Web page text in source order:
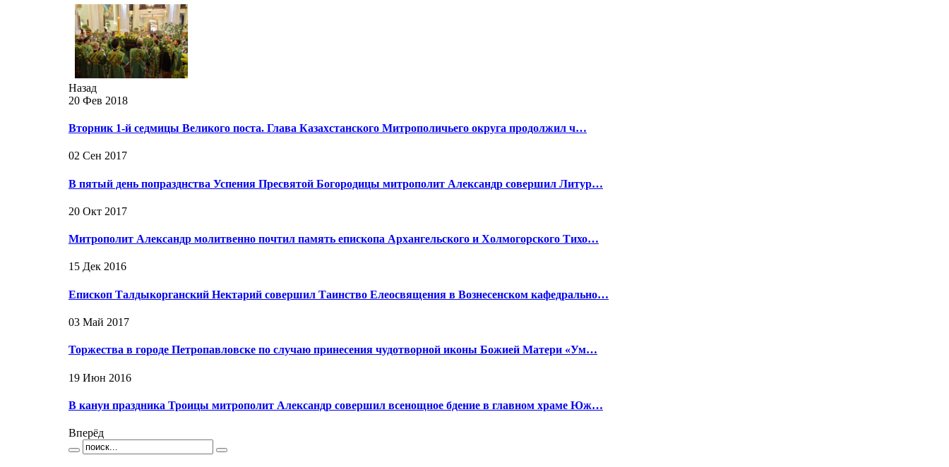
Назад
20 Фев 2018
Вторник 1-й седмицы Великого поста. Глава Казахстанского Митрополичьего округа продолжил ч…
02 Сен 2017
В пятый день попразднства Успения Пресвятой Богородицы митрополит Александр совершил Литур…
20 Окт 2017
Митрополит Александр молитвенно почтил память епископа Архангельского и Холмогорского Тихо…
15 Дек 2016
Епископ Талдыкорганский Нектарий совершил Таинство Елеосвящения в Вознесенском кафедрально…
03 Май 2017
Торжества в городе Петропавловске по случаю принесения чудотворной иконы Божией Матери «Ум…
19 Июн 2016
В канун праздника Троицы митрополит Александр совершил всенощное бдение в главном храме Юж…
Вперёд